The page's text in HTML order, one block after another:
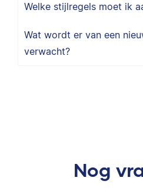
Welke stijlregels moet ik
Wat wordt er van een
verwacht?
Nog